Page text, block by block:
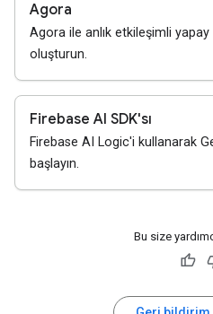
Agora
Agora ile anlık etkileşimli yapay
oluşturun.
Firebase AI SDK'sı
Firebase AI Logic'i kullanarak
başlayın.
Bu size